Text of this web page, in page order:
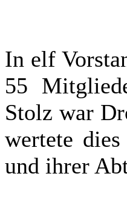
In elf
55
Stolz war
wertete
und ihrer